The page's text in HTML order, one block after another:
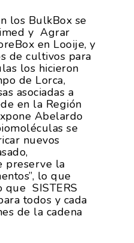
los BulkBox se
y Agrar
en Looije, y
de cultivos para
los hicieron
de Lorca,
asociadas a
en la Región
Abelardo
se
nuevos
preserve la
lo que
que SISTERS
todos y cada
de la cadena
La Asociación
Nosotros
Nuestros Asociados
Responsabilidad Social
Corporativa
Números
Empresas
Asociados
Mapa De Productores
Productos
Temas
Actualidad
AgroCIFRAS